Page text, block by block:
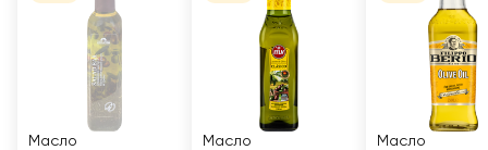
Масло
Масло
Масло